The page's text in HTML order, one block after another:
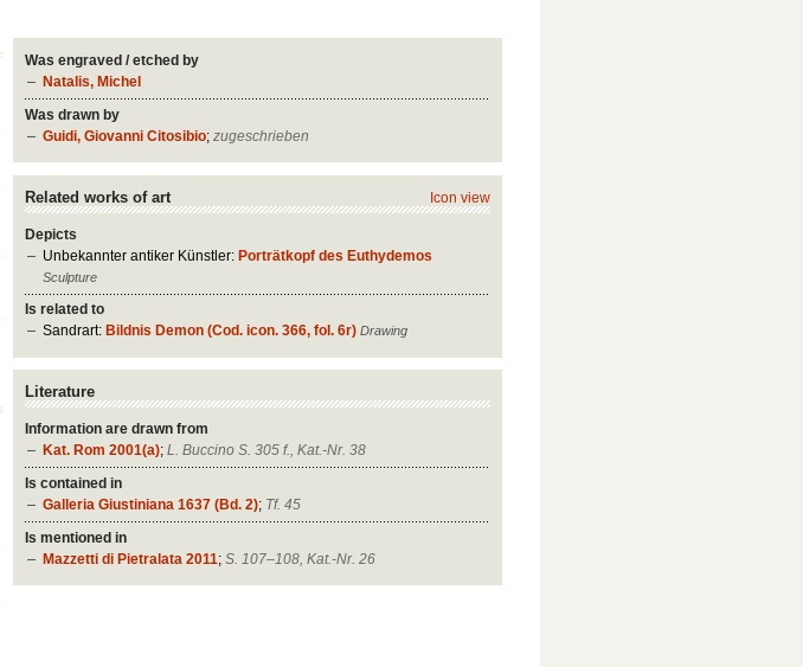
Was engraved / etched by
Natalis, Michel
Was drawn by
Guidi, Giovanni Citosibio;zugeschrieben
Icon view
Related works of art
Depicts
Unbekannter antiker Künstler:Porträtkopf des Euthydemos
Sculpture
Is related to
Sandrart: Bildnis Demon (Cod. icon. 366, fol. 6r) Drawing
Literature
Information are drawn from
Kat. Rom 2001(a);L. Buccino S. 305 f., Kat.-Nr. 38
Is contained in
Galleria Giustiniana 1637 (Bd. 2); Tf. 45
Is mentioned in
Mazzetti di Pietralata 2011;S. 107–108, Kat.-Nr. 26